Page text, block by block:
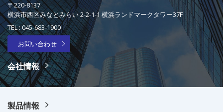
〒220-8137
横浜市西区みなとみらい 2-2-1-1 横浜ランドマークタワー37F
TEL :045-683-1900
お問い合わせ
会社情報
製品情報